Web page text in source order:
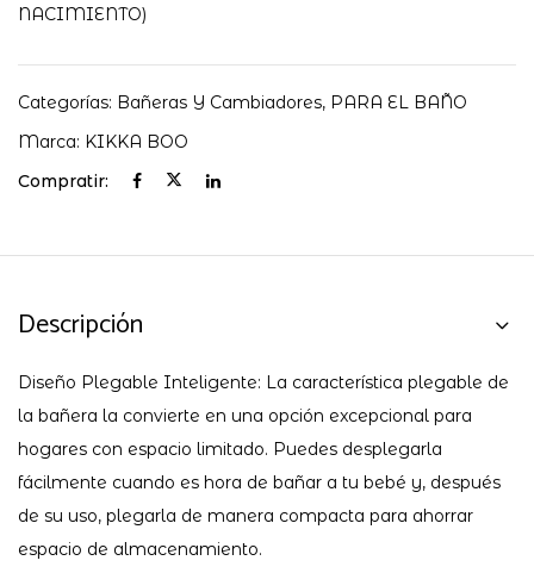
NACIMIENTO)
Categorías: Bañeras Y Cambiadores, PARA EL BAÑO
Marca: KIKKA BOO
Compratir:
Descripción
Diseño Plegable Inteligente: La característica plegable de
la bañera la convierte en una opción excepcional para
hogares con espacio limitado. Puedes desplegarla
fácilmente cuando es hora de bañar a tu bebé y, después
de su uso, plegarla de manera compacta para ahorrar
espacio de almacenamiento.